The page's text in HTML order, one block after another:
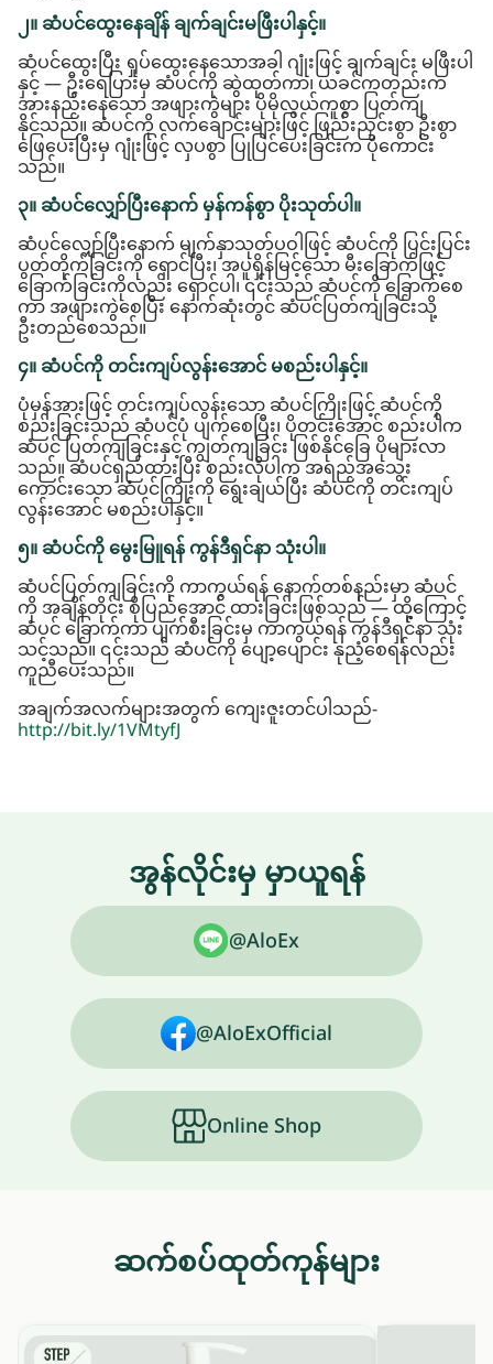
၂။ ဆံပင်ထွေးနေချိန် ချက်ချင်းမဖြီးပါနှင့်။
ဆံပင်ထွေးပြီး ရှုပ်ထွေးနေသောအခါ ဂျုံးဖြင့် ချက်ချင်း မဖြီးပါ
နှင့် — ဦးရေပြားမှ ဆံပင်ကို ဆွဲထုတ်ကာ၊ ယခင်ကတည်းက
အားနည်းနေသော အဖျားကွဲများ ပိုမိုလွယ်ကူစွာ ပြတ်ကျ
နိုင်သည်။ ဆံပင်ကို လက်ချောင်းများဖြင့် ဖြည်းညှင်းစွာ ဦးစွာ
ဖြေပေးပြီးမှ ဂျုံးဖြင့် လှပစွာ ပြုပြင်ပေးခြင်းက ပိုကောင်း
သည်။
၃။ ဆံပင်လျှော်ပြီးနောက် မှန်ကန်စွာ ပိုးသုတ်ပါ။
ဆံပင်လျှော်ပြီးနောက် မျက်နှာသုတ်ပဝါဖြင့် ဆံပင်ကို ပြင်းပြင်း
ပွတ်တိုက်ခြင်းကို ရှောင်ပြီး၊ အပူရှိန်မြင့်သော မီးခြောက်ဖြင့်
ခြောက်ခြင်းကိုလည်း ရှောင်ပါ၊ ၎င်းသည် ဆံပင်ကို ခြောက်စေ
ကာ အဖျားကွဲစေပြီး နောက်ဆုံးတွင် ဆံပင်ပြတ်ကျခြင်းသို့
ဦးတည်စေသည်။
၄။ ဆံပင်ကို တင်းကျပ်လွန်းအောင် မစည်းပါနှင့်။
ပုံမှန်အားဖြင့် တင်းကျပ်လွန်းသော ဆံပင်ကြိုးဖြင့် ဆံပင်ကို
စည်းခြင်းသည် ဆံပင်ပုံ ပျက်စေပြီး၊ ပိုတင်းအောင် စည်းပါက
ဆံပင် ပြတ်ကျခြင်းနှင့် ကျွတ်ကျခြင်း ဖြစ်နိုင်ခြေ ပိုများလာ
သည်။ ဆံပင်ရှည်ထားပြီး စည်းလိုပါက အရည်အသွေး
ကောင်းသော ဆံပင်ကြိုးကို ရွေးချယ်ပြီး ဆံပင်ကို တင်းကျပ်
လွန်းအောင် မစည်းပါနှင့်။
၅။ ဆံပင်ကို မွေးမြူရန် ကွန်ဒီရှင်နာ သုံးပါ။
ဆံပင်ပြတ်ကျခြင်းကို ကာကွယ်ရန် နောက်တစ်နည်းမှာ ဆံပင်
ကို အချိန်တိုင်း စိုပြည်အောင် ထားခြင်းဖြစ်သည် — ထို့ကြောင့်
ဆံပင် ခြောက်ကာ ပျက်စီးခြင်းမှ ကာကွယ်ရန် ကွန်ဒီရှင်နာ သုံး
သင့်သည်။ ၎င်းသည် ဆံပင်ကို ပျော့ပျောင်း နုညံ့စေရန်လည်း
ကူညီပေးသည်။
အချက်အလက်များအတွက် ကျေးဇူးတင်ပါသည်-
http://bit.ly/1VMtyfJ
အွန်လိုင်းမှ မှာယူရန်
@AloEx
@AloExOfficial
Online Shop
ဆက်စပ်ထုတ်ကုန်များ